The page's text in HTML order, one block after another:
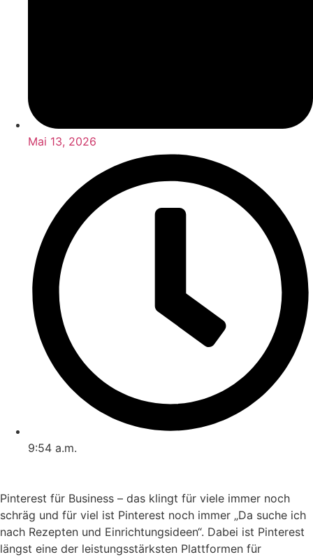
Mai 13, 2026
9:54 a.m.
Pinterest für Business – das klingt für viele immer noch
schräg und für viel ist Pinterest noch immer „Da suche ich
nach Rezepten und Einrichtungsideen“. Dabei ist Pinterest
längst eine der leistungsstärksten Plattformen für